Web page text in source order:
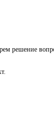
решение